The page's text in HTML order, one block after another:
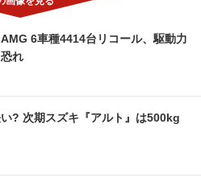
6車種4414台リコール、駆動力
れ
? 次期スズキ『アルト』は500kg